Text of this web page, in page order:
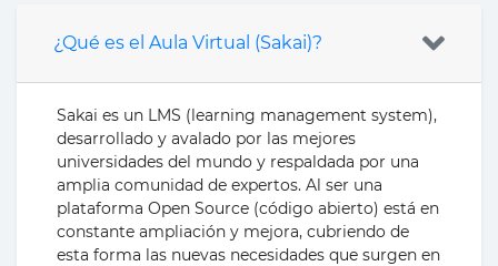
¿Qué es el Aula Virtual (Sakai)?
Sakai es un LMS (learning management system),
desarrollado y avalado por las mejores
universidades del mundo y respaldada por una
amplia comunidad de expertos. Al ser una
plataforma Open Source (código abierto) está en
constante ampliación y mejora, cubriendo de
esta forma las nuevas necesidades que surgen en